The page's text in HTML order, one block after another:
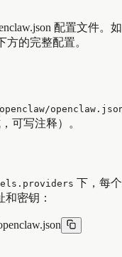
配置文件。
方的完整配置。
可写注释）。
下，每
密钥：